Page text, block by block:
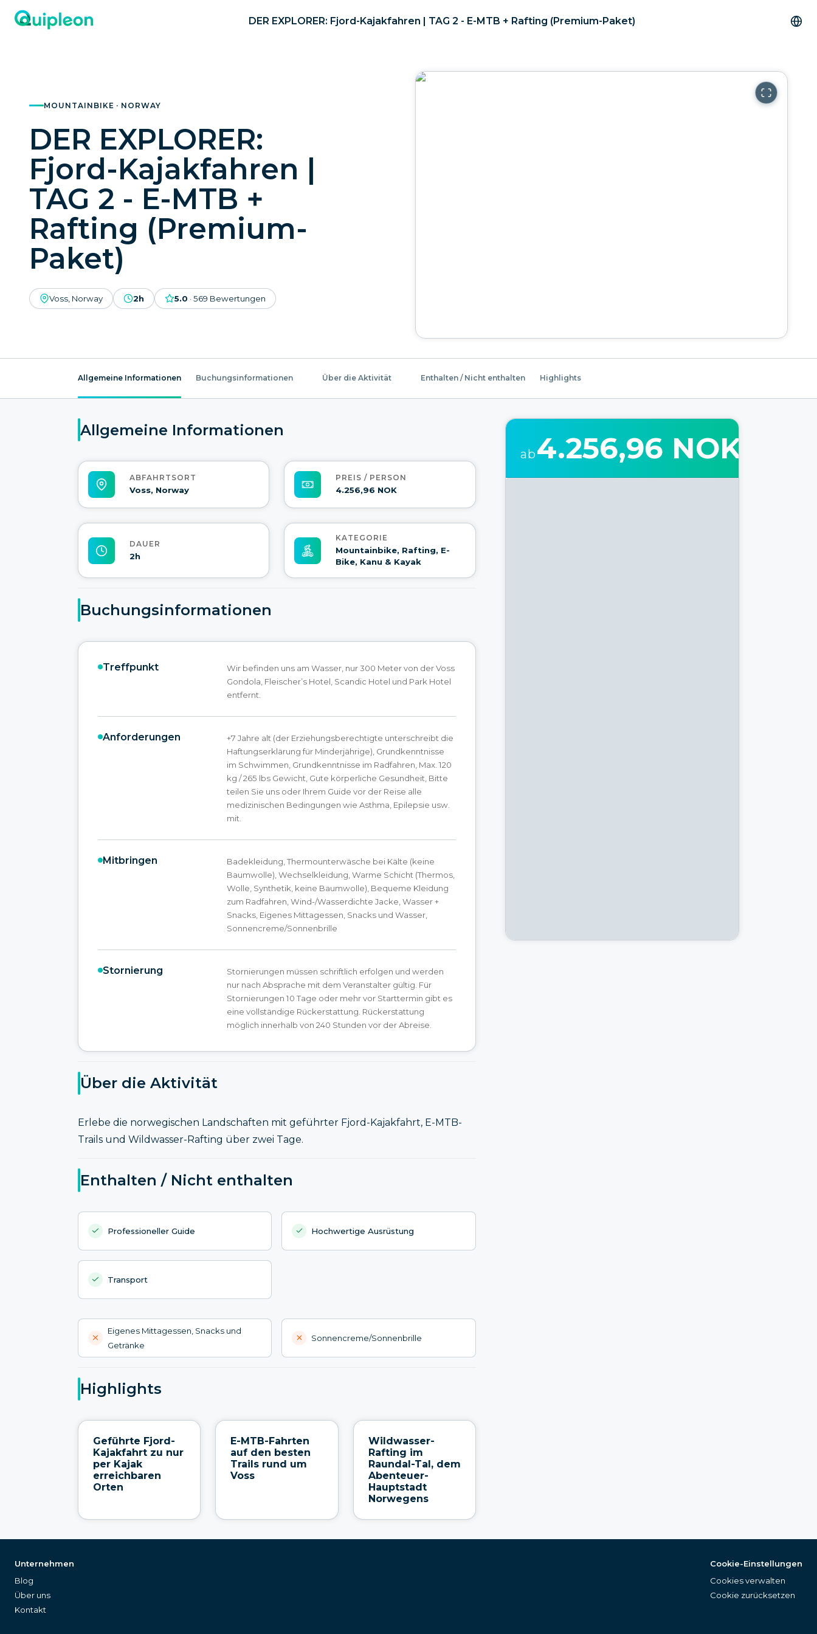
DER EXPLORER: Fjord-Kajakfahren | TAG 2 - E-MTB + Rafting (Premium-Paket)
MOUNTAINBIKE · NORWAY
DER EXPLORER:
Fjord-Kajakfahren |
TAG 2 - E-MTB +
Rafting (Premium-
Paket)
Voss, Norway 2h 5.0 · 569 Bewertungen
Allgemeine Informationen Buchungsinformationen Über die Aktivität Enthalten / Nicht enthalten Highlights
Allgemeine Informationen
ABFAHRTSORT
Voss, Norway
PREIS / PERSON
4.256,96 NOK
DAUER
2h
KATEGORIE
Mountainbike, Rafting, E-
Bike, Kanu & Kayak
Buchungsinformationen
Treffpunkt
Wir befinden uns am Wasser, nur 300 Meter von der Voss
Gondola, Fleischer’s Hotel, Scandic Hotel und Park Hotel
entfernt.
Anforderungen
+7 Jahre alt (der Erziehungsberechtigte unterschreibt die
Haftungserklärung für Minderjährige), Grundkenntnisse
im Schwimmen, Grundkenntnisse im Radfahren, Max. 120
kg / 265 lbs Gewicht, Gute körperliche Gesundheit, Bitte
teilen Sie uns oder Ihrem Guide vor der Reise alle
medizinischen Bedingungen wie Asthma, Epilepsie usw.
mit.
Mitbringen
Badekleidung, Thermounterwäsche bei Kälte (keine
Baumwolle), Wechselkleidung, Warme Schicht (Thermos,
Wolle, Synthetik, keine Baumwolle), Bequeme Kleidung
zum Radfahren, Wind-/Wasserdichte Jacke, Wasser +
Snacks, Eigenes Mittagessen, Snacks und Wasser,
Sonnencreme/Sonnenbrille
Stornierung
Stornierungen müssen schriftlich erfolgen und werden
nur nach Absprache mit dem Veranstalter gültig. Für
Stornierungen 10 Tage oder mehr vor Starttermin gibt es
eine vollständige Rückerstattung. Rückerstattung
möglich innerhalb von 240 Stunden vor der Abreise.
Über die Aktivität
Erlebe die norwegischen Landschaften mit geführter Fjord-Kajakfahrt, E-MTB-
Trails und Wildwasser-Rafting über zwei Tage.
Enthalten / Nicht enthalten
Professioneller Guide Hochwertige Ausrüstung
Transport
Eigenes Mittagessen, Snacks und
Getränke
Sonnencreme/Sonnenbrille
Highlights
Geführte Fjord-
Kajakfahrt zu nur
per Kajak
erreichbaren
Orten
E-MTB-Fahrten
auf den besten
Trails rund um
Voss
Wildwasser-
Rafting im
Raundal-Tal, dem
Abenteuer-
Hauptstadt
Norwegens
ab4.256,96 NOK
Unternehmen
Blog
Über uns
Kontakt
Cookie-Einstellungen
Cookies verwalten
Cookie zurücksetzen